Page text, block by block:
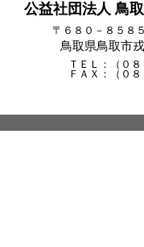
公益社団法人 鳥
〒６８０－８５８５
鳥取県鳥取市
ＴＥＬ：（０
ＦＡＸ：（０